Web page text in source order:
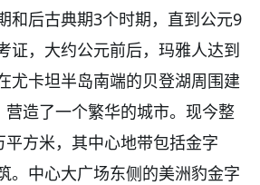
和后古典期3个时期，直到公元9
证，大约公元前后，玛雅人达到
尤卡坦半岛南端的贝登湖周围建
营造了一个繁华的城市。现今整
方米，其中心地带包括金字
。中心大广场东侧的美洲豹金字